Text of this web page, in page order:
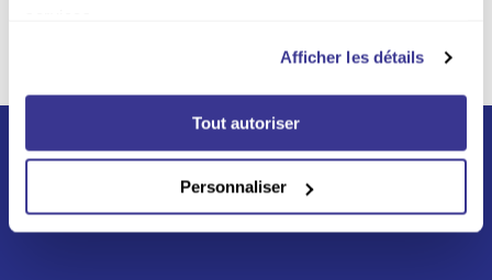
Afficher les détails
Tout autoriser
Personnaliser